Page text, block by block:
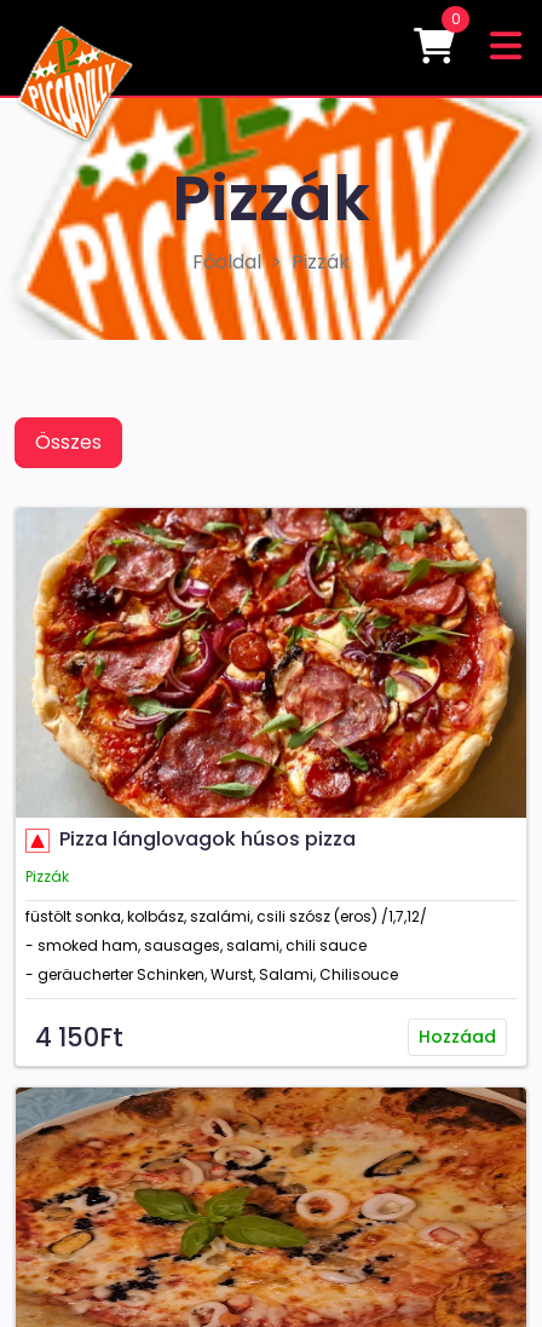
0
Pizzák
Főoldal Pizzák
Összes
Pizza lánglovagok húsos pizza
Pizzák
füstölt sonka, kolbász, szalámi, csili szósz (eros) /1,7,12/
- smoked ham, sausages, salami, chili sauce
- geräucherter Schinken, Wurst, Salami, Chilisouce
4 150Ft Hozzáad